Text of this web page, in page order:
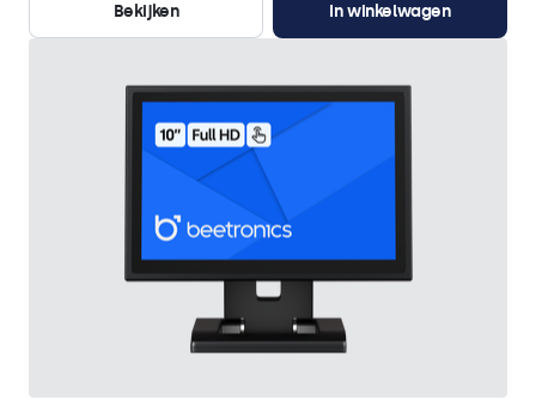
Bekijken
In winkelwagen